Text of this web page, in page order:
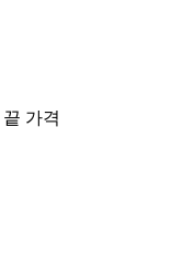
끝 가격